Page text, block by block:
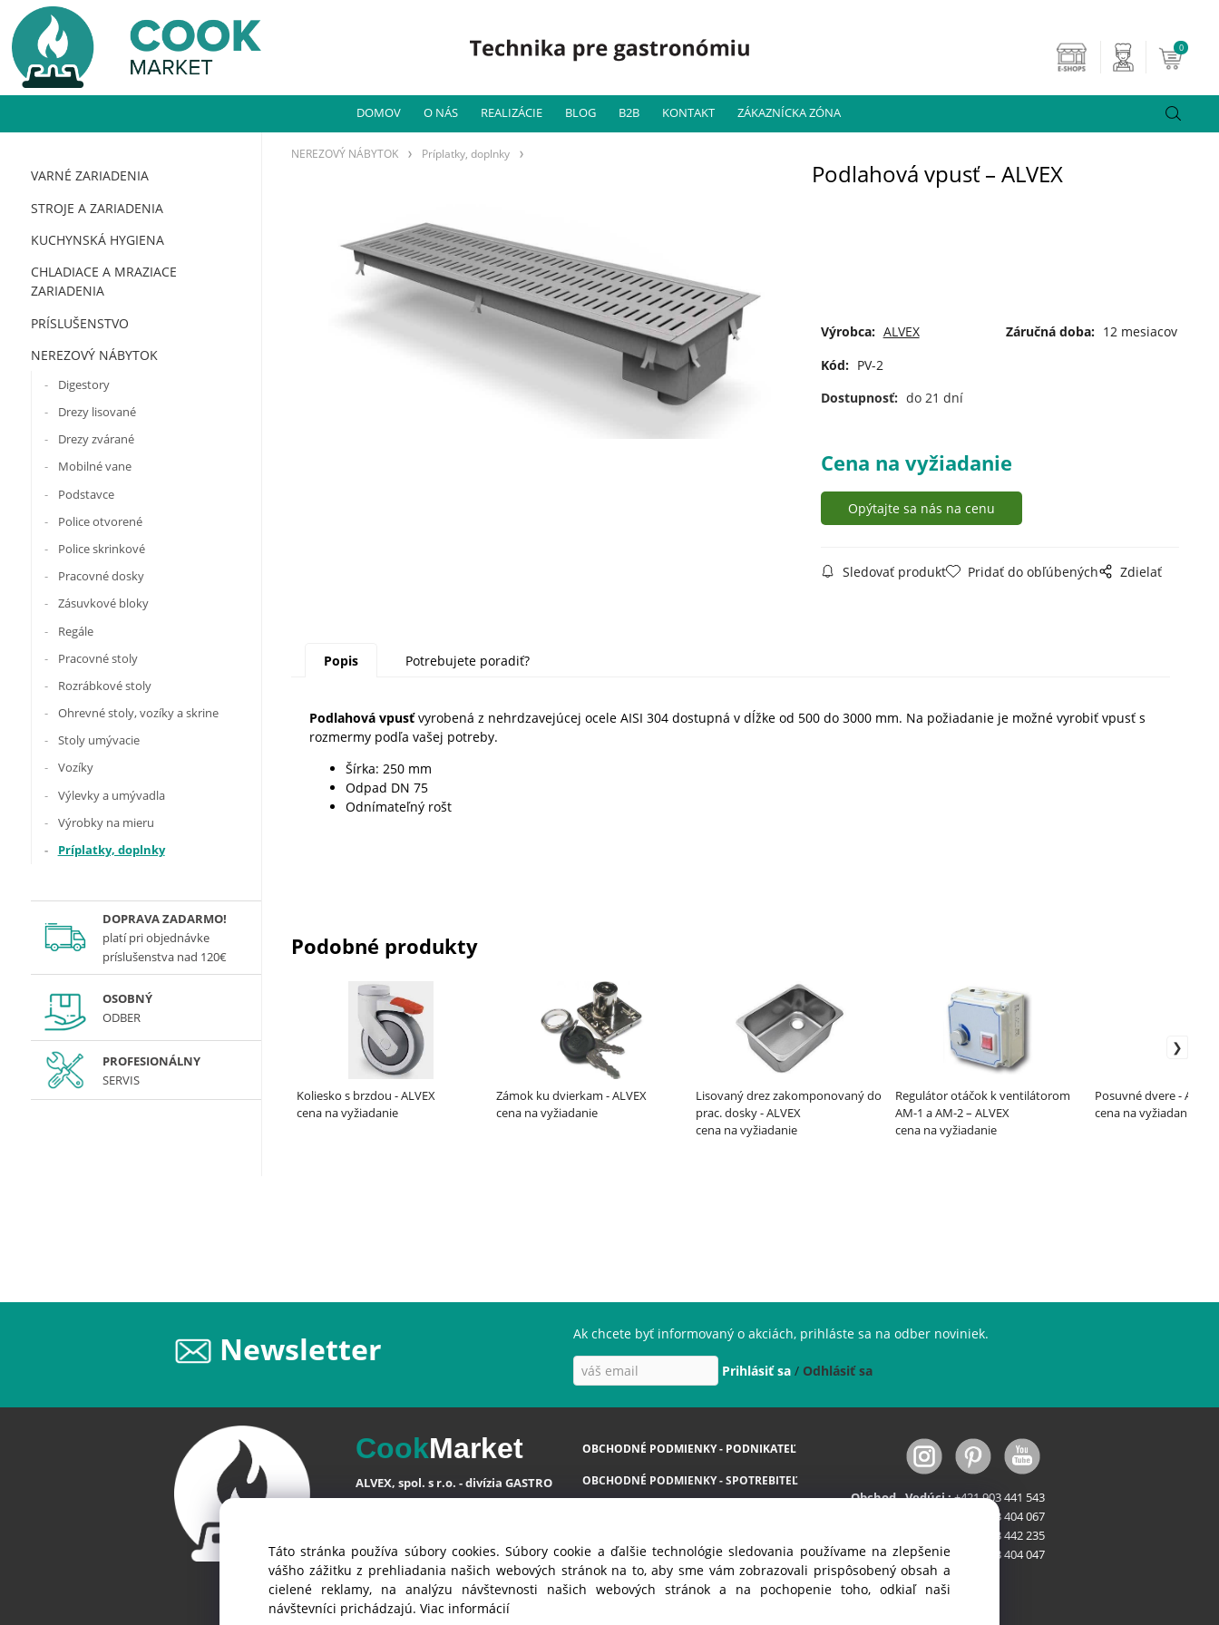
DOMOV O NÁS REALIZÁCIE BLOG B2B KONTAKT ZÁKAZNÍCKA ZÓNA
0
VARNÉ ZARIADENIA
STROJE A ZARIADENIA
KUCHYNSKÁ HYGIENA
CHLADIACE A MRAZIACE
ZARIADENIA
PRÍSLUŠENSTVO
NEREZOVÝ NÁBYTOK
Digestory
Drezy lisované
Drezy zvárané
Mobilné vane
Podstavce
Police otvorené
Police skrinkové
Pracovné dosky
Zásuvkové bloky
Regále
Pracovné stoly
Rozrábkové stoly
Ohrevné stoly, vozíky a skrine
Stoly umývacie
Vozíky
Výlevky a umývadla
Výrobky na mieru
Príplatky, doplnky
DOPRAVA ZADARMO!
platípri objednávke
príslušenstva nad 120€
OSOBNÝ
ODBER
PROFESIONÁLNY
SERVIS
NEREZOVÝ NÁBYTOK Príplatky, doplnky
Podlahová vpusť – ALVEX
Výrobca: ALVEX Záručná doba: 12 mesiacov
Kód: PV-2
Dostupnosť: do 21 dní
Cena na vyžiadanie
Opýtajte sa nás na cenu
Sledovať produkt Pridať do obľúbených Zdielať
Popis Potrebujete poradiť?
Podlahová vpusťvyrobená z nehrdzavejúcej ocele AISI 304 dostupná v dĺžke od 500 do 3000 mm. Na požiadanie je možné vyrobiť vpusť s
rozmermy podľa vašej potreby.
Šírka: 250 mm
Odpad DN 75
Odnímateľný rošt
Podobné produkty
Koliesko s brzdou - ALVEX
cena na vyžiadanie
Zámok ku dvierkam - ALVEX
cena na vyžiadanie
Lisovaný drez zakomponovaný do
prac. dosky - ALVEX
cena na vyžiadanie
Regulátor otáčok k ventilátorom
AM-1 a AM-2 – ALVEX
cena na vyžiadanie
Posuvné dvere - ALVEX
cena na vyžiadanie
Newsletter Ak chcete byť informovaný o akciách, prihláste sa na odber noviniek.
Prihlásiť sa / Odhlásiť sa
CookMarket
ALVEX, spol. s r.o. - divízia GASTRO
Slovenská Republika
OBCHODNÉ PODMIENKY - PODNIKATEĽ
OBCHODNÉ PODMIENKY - SPOTREBITEĽ
COOKIES
Obchod - Vedúci :+421 903 441 543
+421 903 404 067
+421 903 442 235
Servis: +421 903 404 047
Táto stránka používa súbory cookies. Súbory cookie a ďalšie technológie sledovania používame na zlepšenie
vášho zážitku z prehliadania našich webových stránok na to, aby sme vám zobrazovali prispôsobený obsah a
cielené reklamy, na analýzu návštevnosti našich webových stránok a na pochopenie toho, odkiaľ naši
návštevníci prichádzajú. Viac informácií